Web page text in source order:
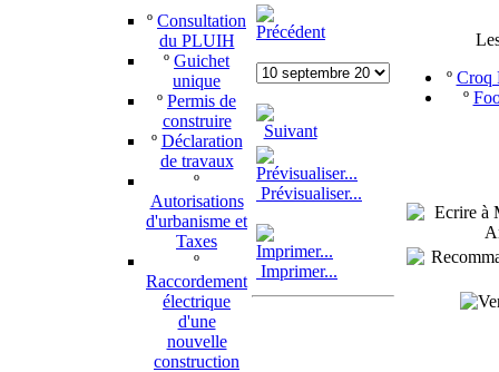
º Consultation
du PLUIH
º Guichet
unique
º Permis de
construire
º Déclaration
de travaux
º
Autorisations
d'urbanisme et
Taxes
º
Raccordement
électrique
d'une
nouvelle
construction
Prévisualiser...
Imprimer...
º Croq
º